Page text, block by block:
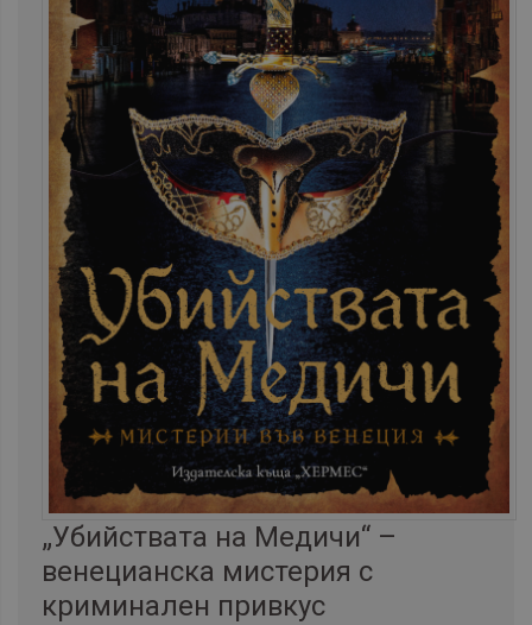
„Убийствата на Медичи“ –
венецианска мистерия с
криминален привкус